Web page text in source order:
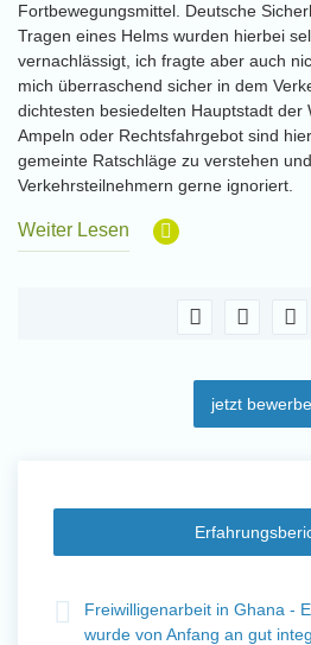
Fortbewegungsmittel. Deutsche
Tragen eines Helms wurden hierbei
vernachlässigt, ich fragte aber auch
mich überraschend sicher in dem
dichtesten besiedelten Hauptstadt der
Ampeln oder Rechtsfahrgebot sind
gemeinte Ratschläge zu verstehen
Verkehrsteilnehmern gerne ignoriert.
Weiter Lesen
jetzt
Freiwilligenarbeit in Ghana -
wurde von Anfang an gut